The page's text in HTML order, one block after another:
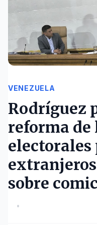
VENEZUELA
Rodríguez
reforma de
electorales
sobre
•